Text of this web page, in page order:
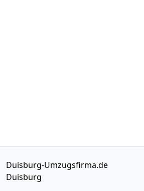
Duisburg-Umzugsfirma.de
Duisburg